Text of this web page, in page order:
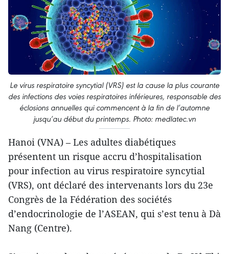
Le virus respiratoire syncytial (VRS) est la cause la plus courante
des infections des voies respiratoires inférieures, responsable des
éclosions annuelles qui commencent à la fin de l’automne
jusqu’au début du printemps. Photo: medlatec.vn
Hanoi (VNA) – Les adultes diabétiques
présentent un risque accru d’hospitalisation
pour infection au virus respiratoire syncytial
(VRS), ont déclaré des intervenants lors du 23e
Congrès de la Fédération des sociétés
d’endocrinologie de l’ASEAN, qui s’est tenu à Dà
Nang (Centre).